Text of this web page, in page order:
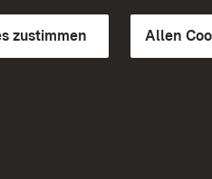
zustimmen Allen